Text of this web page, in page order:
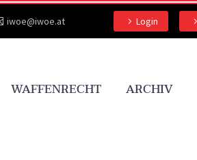
iwoe@iwoe.at Login
WAFFENRECHT ARCHIV